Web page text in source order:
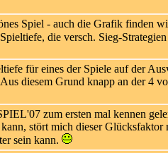
Spiel - auch die Grafik finden
die versch. Sieg-
für eines der Spiele auf der
diesem Grund knapp an der 4
zum ersten mal kennen
stört mich dieser
sein kann.